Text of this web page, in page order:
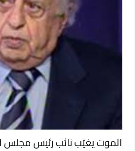
الموت يغيّب نائب رئيس مجلس